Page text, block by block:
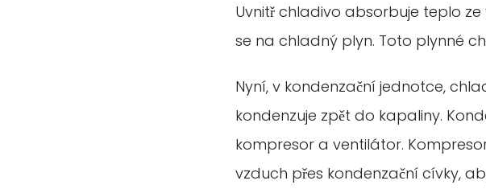
Uvnitř chladivo absorbuje teplo
se na chladný plyn. Toto plynné
Nyní, v kondenzační jednotce,
kondenzuje zpět do kapaliny.
kompresor a ventilátor.
vzduch přes kondenzační cívky,